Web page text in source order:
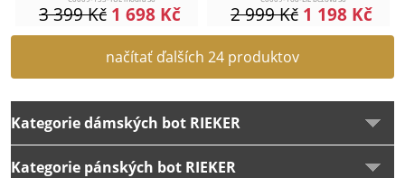
1 698 Kč
3 399Kč 1 198 Kč
2 999Kč
načítať ďalších 24 produktov
Kategorie dámských bot RIEKER
Kategorie pánských bot RIEKER